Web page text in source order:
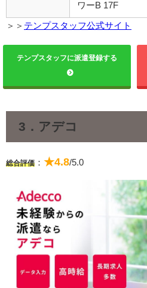
ワーB 17F
＞＞ テンプスタッフ公式サイト
テンプスタッフに派遣登録する
3．アデコ
総合評価 ： ★4.8/5.0